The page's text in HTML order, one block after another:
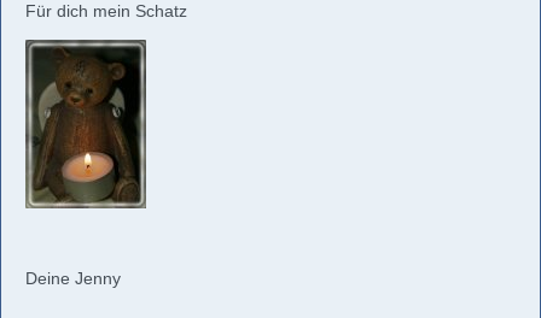
Für dich mein Schatz
Deine Jenny